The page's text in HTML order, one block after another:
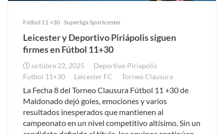
Fútbol 11 +30 Superliga Sportcenter
Leicester y Deportivo Piriápolis siguen
firmes en Fútbol 11+30
octubre 22, 2025
Deportivo Piriapolis
Futbol 11+30
Leicester FC Torneo Clausura
La Fecha 8 del Torneo Clausura Fútbol 11 +30 de
Maldonado dejó goles, emociones y varios
resultados inesperados que mantienen al
campeonato en un nivel competitivo altísimo. Sin un